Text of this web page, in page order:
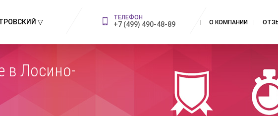
▽
ТЕЛЕФОН
+7 (499) 490-48-89 О КОМПАНИИ
в Лосино-